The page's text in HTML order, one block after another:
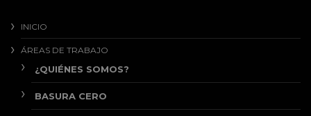
INICIO
ÁREAS DE TRABAJO
¿QUIÉNES SOMOS?
BASURA CERO